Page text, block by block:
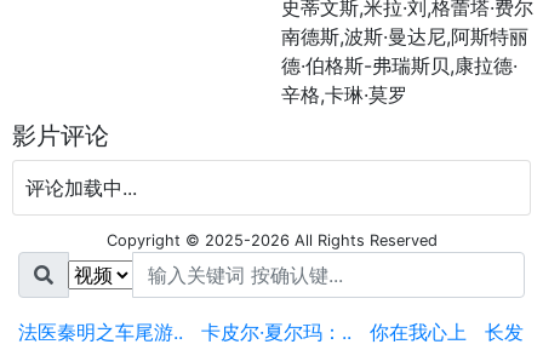
史蒂文斯,米拉·刘,格蕾塔·费尔
南德斯,波斯·曼达尼,阿斯特丽
德·伯格斯-弗瑞斯贝,康拉德·
辛格,卡琳·莫罗
影片评论
评论加载中...
Copyright © 2025-2026 All Rights Reserved
法医秦明之车尾游.. 卡皮尔·夏尔玛：.. 你在我心上
长发